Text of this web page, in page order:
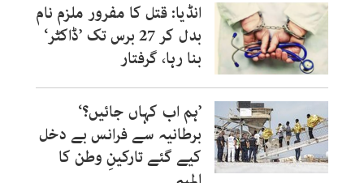
انڈیا: قتل کا مفرور ملزم نام
بدل کر 27 برس تک ’ڈاکٹر‘
بنا رہا، گرفتار
’ہم اب کہاں جائیں؟‘
برطانیہ سے فرانس بے دخل
کیے گئے تارکینِ وطن کا